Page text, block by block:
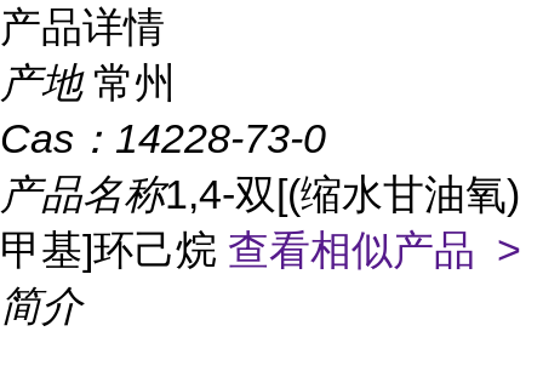
产品详情
产地 常州
Cas： 14228-73-0
产品名称1,4-双[(缩水甘油氧)
甲基]环己烷 查看相似产品 >
简介